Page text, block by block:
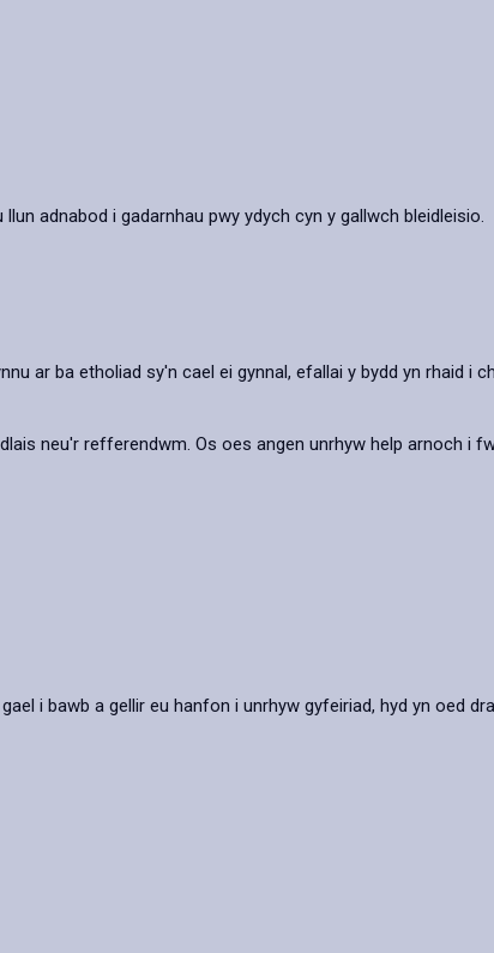
adnabod i gadarnhau pwy ydych cyn y gallwch bleidleisio.
ar ba etholiad sy'n cael ei gynnal, efallai y bydd yn rhaid i
neu'r refferendwm. Os oes angen unrhyw help arnoch i
i bawb a gellir eu hanfon i unrhyw gyfeiriad, hyd yn oed